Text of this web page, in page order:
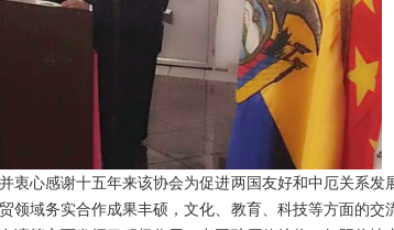
心感谢十五年来该协会为促进两国友好和中厄关系发
领域务实合作成果丰硕，文化、教育、科技等方面的交